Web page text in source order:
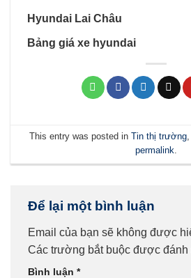
Hyundai Lai Châu
Bảng giá xe hyundai
This entry was posted in Tin thị trường,
permalink.
Để lại một bình luận
Email của bạn sẽ không được
Các trường bắt buộc được đánh
Bình luận *